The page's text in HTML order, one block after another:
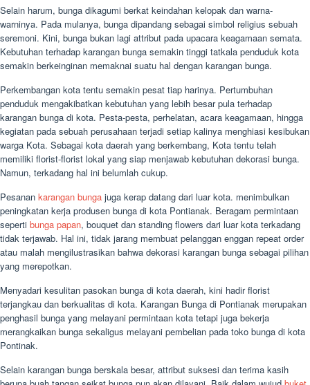
Selain harum, bunga dikagumi berkat keindahan kelopak dan warna-
warninya. Pada mulanya, bunga dipandang sebagai simbol religius sebuah
seremoni. Kini, bunga bukan lagi attribut pada upacara keagamaan semata.
Kebutuhan terhadap karangan bunga semakin tinggi tatkala penduduk kota
semakin berkeinginan memaknai suatu hal dengan karangan bunga.
Perkembangan kota tentu semakin pesat tiap harinya. Pertumbuhan
penduduk mengakibatkan kebutuhan yang lebih besar pula terhadap
karangan bunga di kota. Pesta-pesta, perhelatan, acara keagamaan, hingga
kegiatan pada sebuah perusahaan terjadi setiap kalinya menghiasi kesibukan
warga Kota. Sebagai kota daerah yang berkembang, Kota tentu telah
memiliki florist-florist lokal yang siap menjawab kebutuhan dekorasi bunga.
Namun, terkadang hal ini belumlah cukup.
Pesanan karangan bunga juga kerap datang dari luar kota. menimbulkan
peningkatan kerja produsen bunga di kota Pontianak. Beragam permintaan
seperti bunga papan, bouquet dan standing flowers dari luar kota terkadang
tidak terjawab. Hal ini, tidak jarang membuat pelanggan enggan repeat order
atau malah mengilustrasikan bahwa dekorasi karangan bunga sebagai pilihan
yang merepotkan.
Menyadari kesulitan pasokan bunga di kota daerah, kini hadir florist
terjangkau dan berkualitas di kota. Karangan Bunga di Pontianak merupakan
penghasil bunga yang melayani permintaan kota tetapi juga bekerja
merangkaikan bunga sekaligus melayani pembelian pada toko bunga di kota
Pontinak.
Selain karangan bunga berskala besar, attribut suksesi dan terima kasih